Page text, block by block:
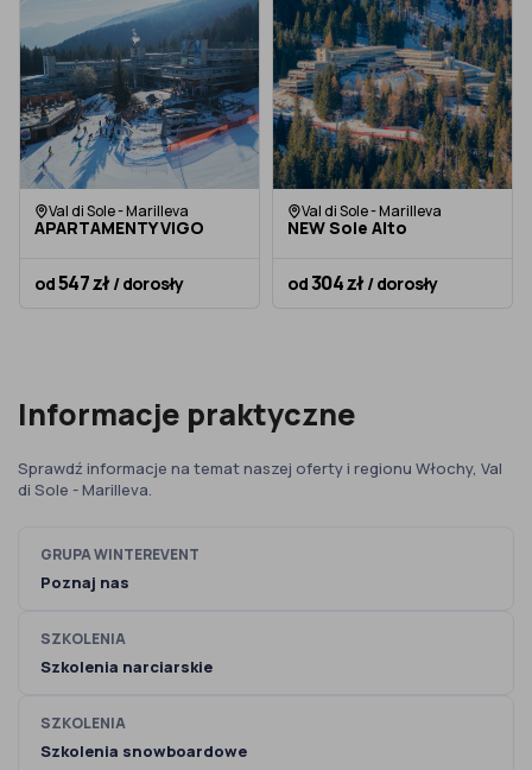
Val di Sole - Marilleva
APARTAMENTY VIGO
od547 zł / dorosły
Val di Sole - Marilleva
NEW Sole Alto
od304 zł / dorosły
Informacje praktyczne
Sprawdź informacje na temat naszej oferty i regionu Włochy, Val
di Sole - Marilleva.
GRUPA WINTEREVENT
Poznaj nas
SZKOLENIA
Szkolenia narciarskie
SZKOLENIA
Szkolenia snowboardowe